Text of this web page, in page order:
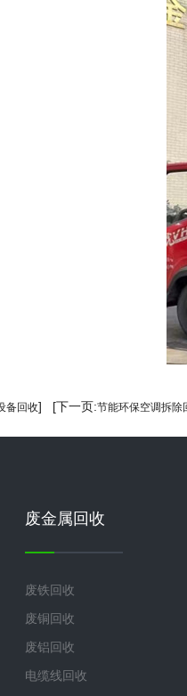
备回收] [下一页:节能环保空调拆除
废金属回收
废铁回收
废铜回收
废铝回收
电缆线回收